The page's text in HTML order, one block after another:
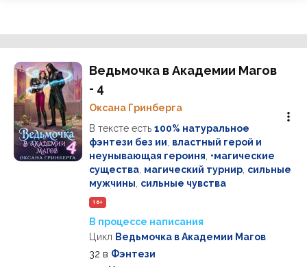
Ведьмочка в Академии Магов
- 4
Оксана Гринберга
В тексте есть 100% натуральное
фэнтези без ии властный герой и
неунывающая героиня •магические
существа магический турнир сильные
мужчины сильные чувства
16+
В процессе написания
Цикл Ведьмочка в Академии Магов
32 в Фэнтези